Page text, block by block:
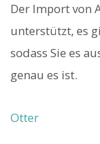
Der Import von
unterstützt, es
sodass Sie es
genau es ist.
Otter